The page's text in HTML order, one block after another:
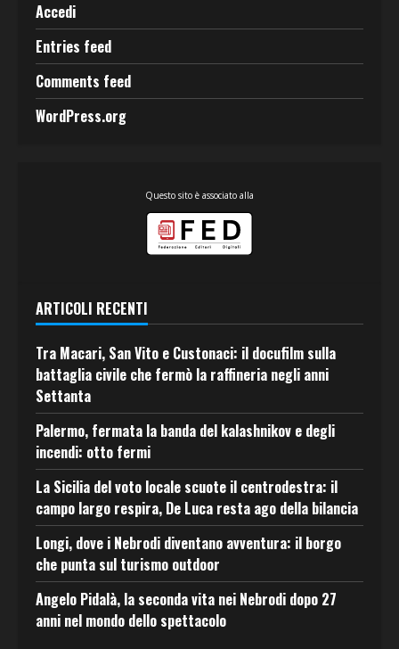
Accedi
Entries feed
Comments feed
WordPress.org
Questo sito è associato alla
ARTICOLI RECENTI
Tra Macari, San Vito e Custonaci: il docufilm sulla
battaglia civile che fermò la raffineria negli anni
Settanta
Palermo, fermata la banda del kalashnikov e degli
incendi: otto fermi
La Sicilia del voto locale scuote il centrodestra: il
campo largo respira, De Luca resta ago della bilancia
Longi, dove i Nebrodi diventano avventura: il borgo
che punta sul turismo outdoor
Angelo Pidalà, la seconda vita nei Nebrodi dopo 27
anni nel mondo dello spettacolo